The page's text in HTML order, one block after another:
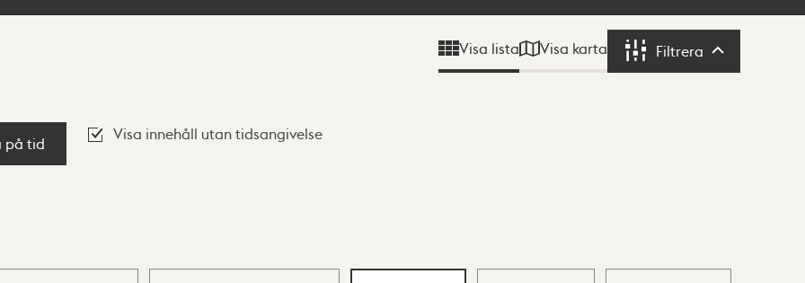
Visa lista Visa karta Filtrera Filtrera
på tid
Visa innehåll utan tidsangivelse